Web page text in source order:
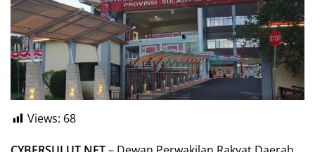
Views: 68